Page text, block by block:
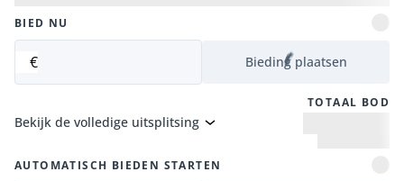
BIED NU
€ Bieding plaatsen
TOTAAL BOD
Bekijk de volledige uitsplitsing
AUTOMATISCH BIEDEN STARTEN